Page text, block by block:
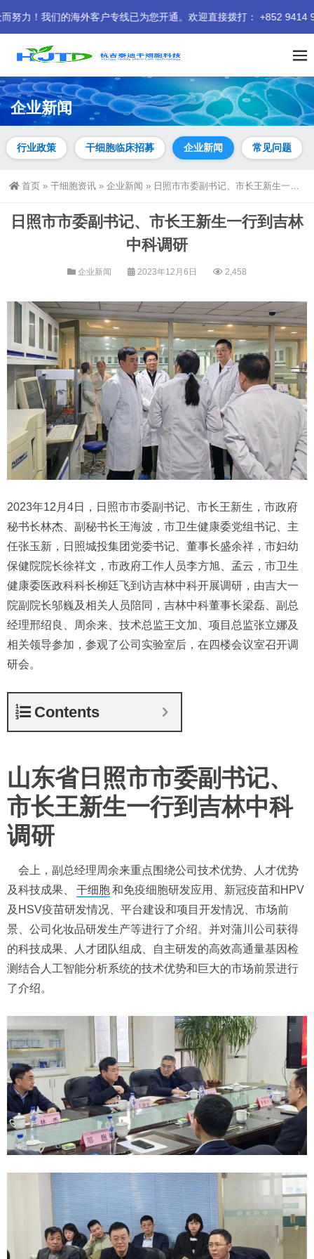
我们的海外客户专线已为您开通。欢迎直接拨打： +852 9414 9401
企业新闻
行业政策 干细胞临床招募 企业新闻 常见问题
首页 » 干细胞资讯 » 企业新闻 » 日照市市委副书记、市长王新生一行到吉林中科调研
日照市市委副书记、市长王新生一行到吉林
中科调研
企业新闻 2023年12月6日 2,458
2023年12月4日，日照市市委副书记、市长王新生，市政府
秘书长林杰、副秘书长王海波，市卫生健康委党组书记、主
任张玉新，日照城投集团党委书记、董事长盛余祥，市妇幼
保健院院长徐祥文，市政府工作人员李方旭、孟云，市卫生
健康委医政科科长柳廷飞到访吉林中科开展调研，由吉大一
院副院长邬巍及相关人员陪同，吉林中科董事长梁磊、副总
经理邢绍良、周余来、技术总监王文加、项目总监张立娜及
相关领导参加，参观了公司实验室后，在四楼会议室召开调
研会。
Contents
山东省日照市市委副书记、
市长王新生一行到吉林中科
调研
会上，副总经理周余来重点围绕公司技术优势、人才优势
及科技成果、
干细胞和免疫细胞研发应用、新冠疫苗和HPV
及HSV疫苗研发情况、平台建设和项目开发情况、市场前
景、公司化妆品研发生产等进行了介绍。并对蒲川公司获得
的科技成果、人才团队组成、自主研发的高效高通量基因检
测结合人工智能分析系统的技术优势和巨大的市场前景进行
了介绍。